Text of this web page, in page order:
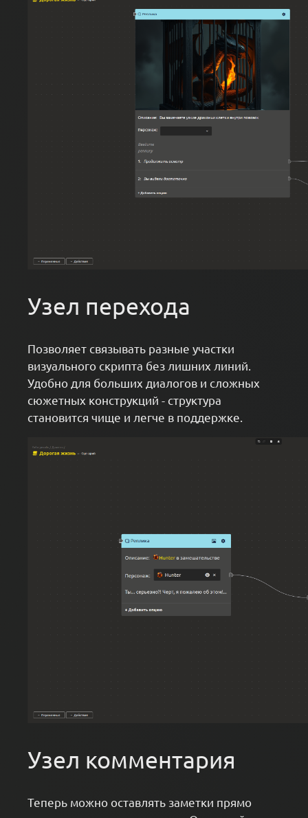
Узел перехода
Позволяет связывать разные участки
визуального скрипта без лишних линий.
Удобно для больших диалогов и сложных
сюжетных конструкций - структура
становится чище и легче в поддержке.
Узел комментария
Теперь можно оставлять заметки прямо